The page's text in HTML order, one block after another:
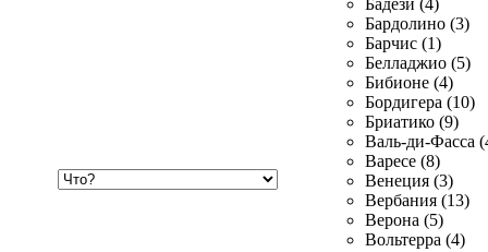
Бадези (4)
Бардолино (3)
Барчис (1)
Белладжио (5)
Бибионе (4)
Бордигера (10)
Бриатико (9)
Валь-ди-Фасса
Варесе (8)
Венеция (3)
Вербания (13)
Верона (5)
Вольтерра (4)